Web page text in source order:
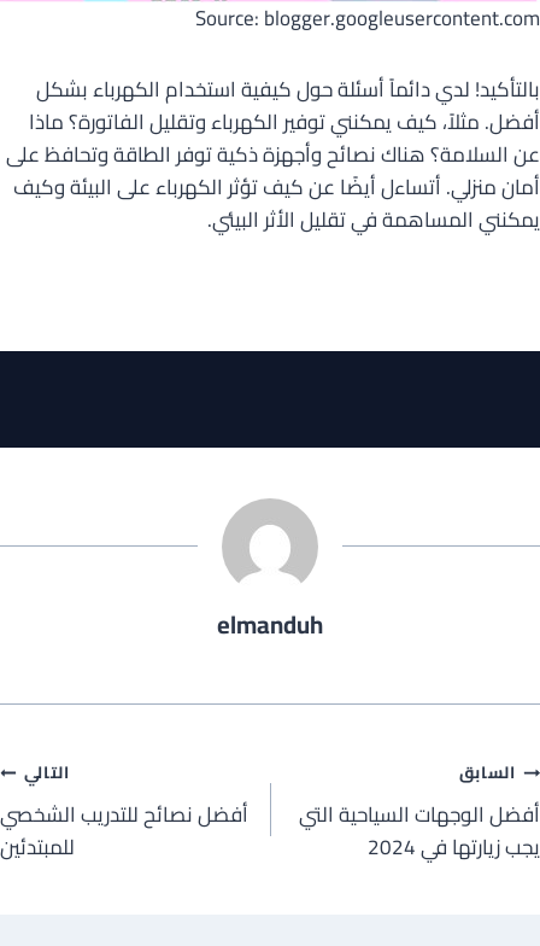
Source: blogger.googleusercontent.com
بالتأكيد! لدي دائماً أسئلة حول كيفية استخدام الكهرباء بشكل
أفضل. مثلاً، كيف يمكنني توفير الكهرباء وتقليل الفاتورة؟ ماذا
عن السلامة؟ هناك نصائح وأجهزة ذكية توفر الطاقة وتحافظ على
أمان منزلي. أتساءل أيضًا عن كيف تؤثر الكهرباء على البيئة وكيف
يمكنني المساهمة في تقليل الأثر البيئي.
elmanduh
تصفّح
المقالات
السابق
أفضل الوجهات السياحية التي
يجب زيارتها في 2024
التالي
أفضل نصائح للتدريب الشخصي
للمبتدئين